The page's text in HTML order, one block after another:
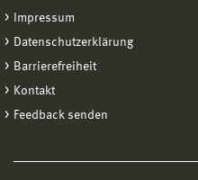
Impressum
Datenschutzerklärung
Barrierefreiheit
Kontakt
Feedback senden